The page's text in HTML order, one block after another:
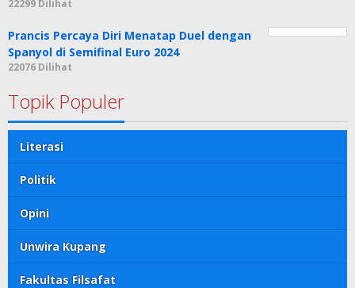
22299 Dilihat
Prancis Percaya Diri Menatap Duel dengan
Spanyol di Semifinal Euro 2024
22076 Dilihat
Topik Populer
Literasi
Politik
Opini
Unwira Kupang
Fakultas Filsafat